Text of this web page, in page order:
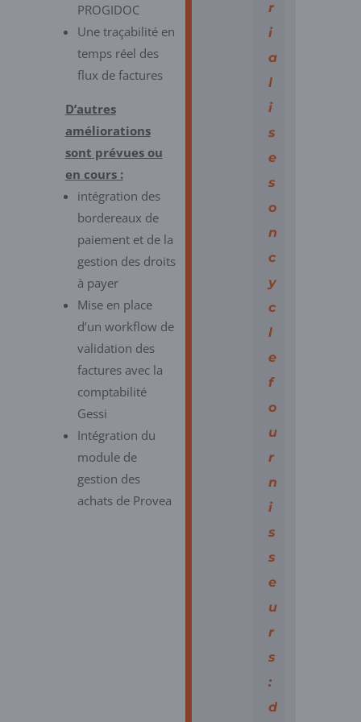
PROGIDOC
Une traçabilité en
temps réel des
flux de factures
D’autres
améliorations
sont prévues ou
en cours :
intégration des
bordereaux de
paiement et de la
gestion des droits
à payer
Mise en place
d’un workflow de
validation des
factures avec la
comptabilité
Gessi
Intégration du
module de
gestion des
achats de Provea
r
i
a
l
i
s
e
s
o
n
c
y
c
l
e
f
o
u
r
n
i
s
s
e
u
r
s
:
d